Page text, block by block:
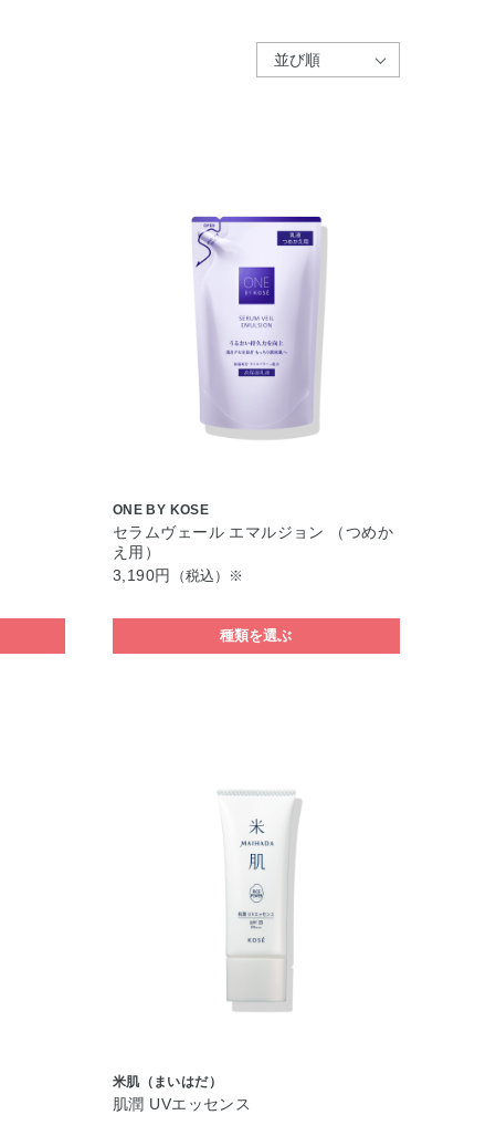
ONE BY KOSE
セラムヴェール エマルジョン （つめか
え用）
3,190円
（税込）※
種類を選ぶ
米肌（まいはだ）
肌潤 UVエッセンス